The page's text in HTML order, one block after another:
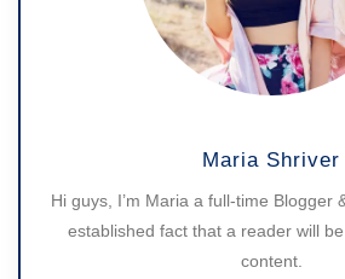
Maria Shriver
Hi guys, I’m Maria a full-time Blogger
established fact that a reader will
content.